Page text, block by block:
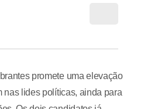
promete uma elevação
nas lides políticas, ainda para